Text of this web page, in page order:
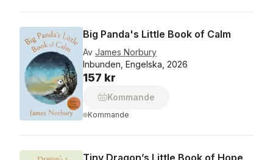
Big Panda's Little Book of Calm
Av James Norbury
Inbunden, Engelska, 2026
157 kr
Kommande
Kommande